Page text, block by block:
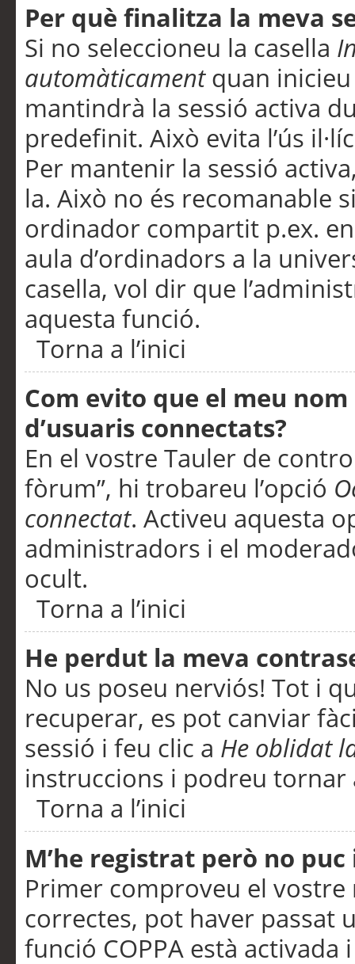
Per què finalitza la meva
Si no seleccioneu la casella
automàticamentquan inicieu
mantindrà la sessió activa
predefinit. Això evita l’ús
Per mantenir la sessió
la. Això no és recomanable
ordinador compartit p.ex.
aula d’ordinadors a la
casella, vol dir que
aquesta funció.
Torna a l’inici
Com evito que el meu
d’usuaris connectats?
En el vostre Tauler de
fòrum”, hi trobareu l’opció
connectat. Activeu aquesta
administradors i el
ocult.
Torna a l’inici
He perdut la meva
No us poseu nerviós! Tot i
recuperar, es pot canviar
sessió i feu clic a He oblidat
instruccions i podreu tornar
Torna a l’inici
M’he registrat però no
Primer comproveu el vostre
correctes, pot haver passat
funció COPPA està